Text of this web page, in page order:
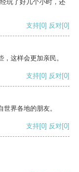
玩了好几个小时，还
支持[0] 反对[0]
这样会更加亲民。
支持[0] 反对[0]
界各地的朋友。
支持[0] 反对[0]